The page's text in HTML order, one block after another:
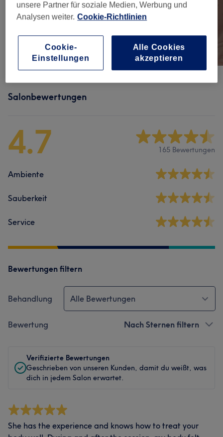
Salonbewertungen
4.7 165 Bewertungen
Ambiente
Sauberkeit
Service
Bewertungen filtern
Behandlung Alle Bewertungen
Bewertung Nach Sternen filtern
Verifizierte Bewertungen
Geschrieben von unseren Kunden, damit du weißt, was
dich in jedem Salon erwartet.
She has the experience and knows how to treat your
unsere Partner für soziale Medien, Werbung und
Analysen weiter. Cookie-Richtlinien
Alle Cookies
akzeptieren
Cookie-
Einstellungen